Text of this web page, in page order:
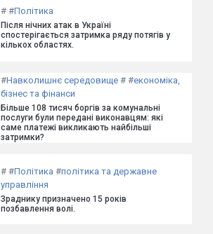
# #Політика
Після нічних атак в Україні
спостерігається затримка ряду потягів у
кількох областях.
#Навколишнє середовище # #економіка,
бізнес та фінанси
Більше 108 тисяч боргів за комунальні
послуги були передані виконавцям: які
саме платежі викликають найбільші
затримки?
# #Політика #політика та державне
управління
Зраднику призначено 15 років
позбавлення волі.